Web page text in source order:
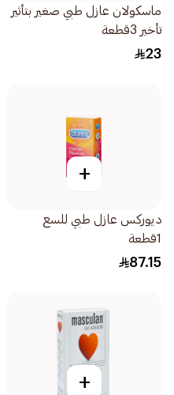
ماسكولان عازل طبي صغير بتأثير
تأخير 3قطعة
23
+
ديوركس عازل طبي للسع
1قطعة
87.15
+